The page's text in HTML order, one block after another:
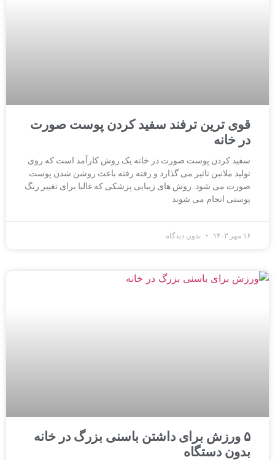
قوی ترین ترفند سفید کردن پوست صورت
در خانه
سفید کردن پوست صورت در خانه یک روش کارآمد است که روی
تولید ملانین تاثیر می گذارد و رفته رفته باعث روشن شدن پوست
صورت می شود. روش های زیبایی پزشکی که غالبا برای تغییر رنگ
پوستی انجام می شوند
۱۶ مهر ۱۴۰۳ بدون دیدگاه
۵ ورزش برای داشتن باسنی بزرگ در خانه
بدون دستگاه